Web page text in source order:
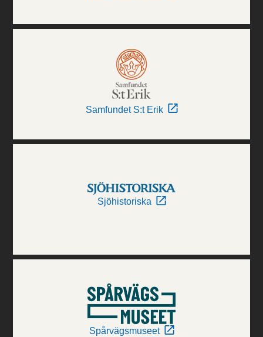
Samfundet S:t Erik
Sjöhistoriska
Spårvägsmuseet